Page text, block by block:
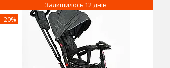
–20%
Залишилось 12 днів